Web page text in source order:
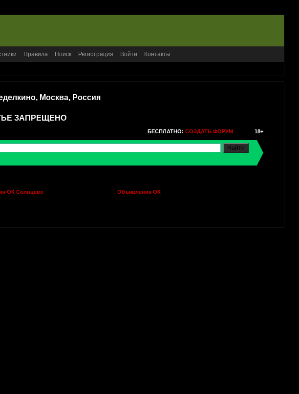
Правила Поиск Регистрация Войти Контакты
Москва, Россия
ЗАПРЕЩЕНО
БЕСПЛАТНО: СОЗДАТЬ ФОРУМ 18+
ОК Солнцево Объявления ОК